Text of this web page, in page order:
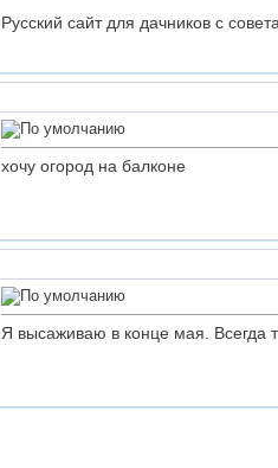
Русский сайт для дачников с
хочу огород на балконе
Я высаживаю в конце мая. Всегда